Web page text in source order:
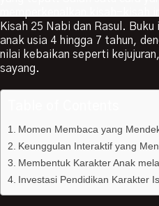
Kisah 25 Nabi dan Rasul. Buku
anak usia 4 hingga 7 tahun,
nilai kebaikan seperti
sayang.
Momen Membaca yang
Keunggulan Interaktif yang
Membentuk Karakter Anak
Investasi Pendidikan Karakter